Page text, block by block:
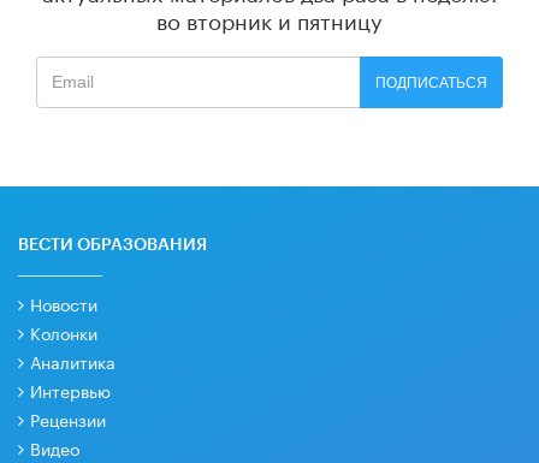
во вторник и пятницу
ПОДПИСАТЬСЯ
ВЕСТИ ОБРАЗОВАНИЯ
Новости
Колонки
Аналитика
Интервью
Рецензии
Видео